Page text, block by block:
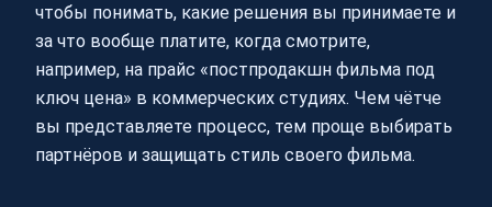
чтобы понимать, какие решения вы принимаете и
за что вообще платите, когда смотрите,
например, на прайс «постпродакшн фильма под
ключ цена» в коммерческих студиях. Чем чётче
вы представляете процесс, тем проще выбирать
партнёров и защищать стиль своего фильма.